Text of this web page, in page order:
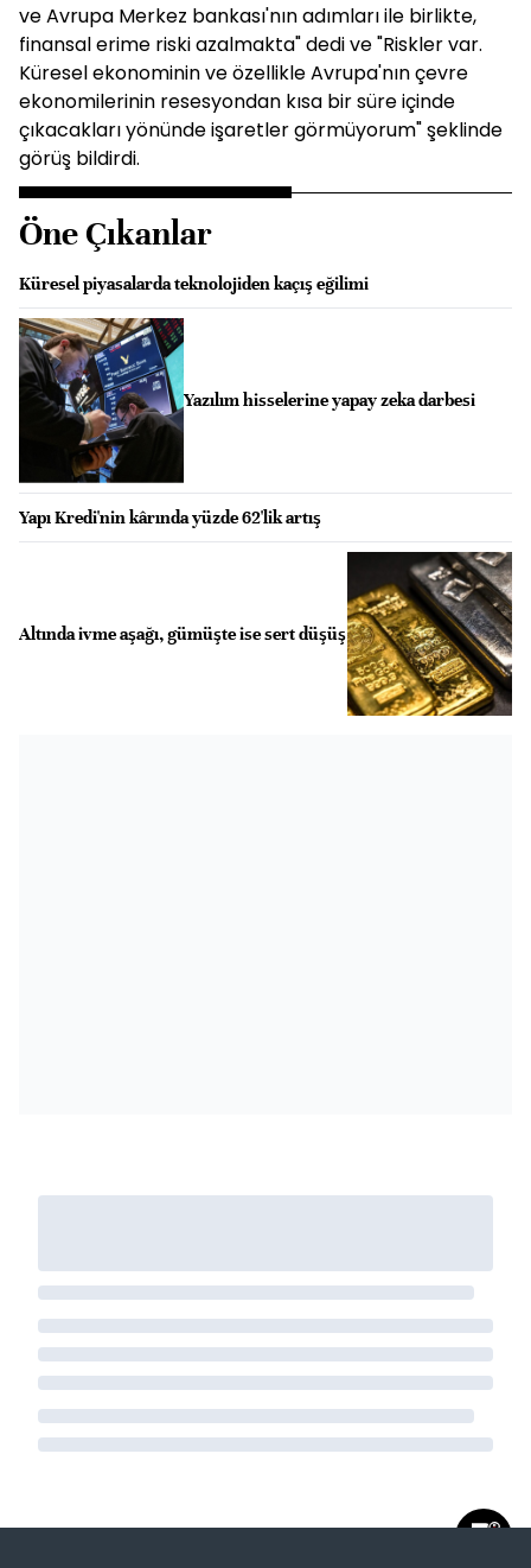
ve Avrupa Merkez bankası'nın adımları ile birlikte,
finansal erime riski azalmakta" dedi ve "Riskler var.
Küresel ekonominin ve özellikle Avrupa'nın çevre
ekonomilerinin resesyondan kısa bir süre içinde
çıkacakları yönünde işaretler görmüyorum" şeklinde
görüş bildirdi.
Öne Çıkanlar
Küresel piyasalarda teknolojiden kaçış eğilimi
Yazılım hisselerine yapay zeka darbesi
Yapı Kredi'nin kârında yüzde 62'lik artış
Altında ivme aşağı, gümüşte ise sert düşüş